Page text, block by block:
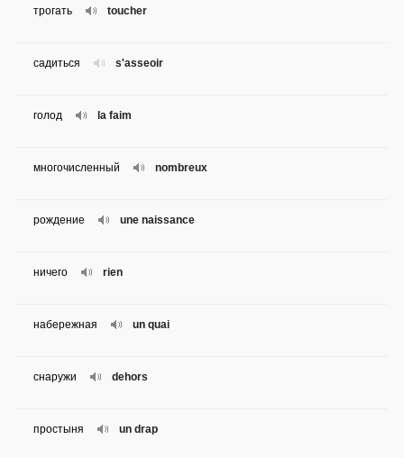
toucher
трогать
s'asseoir
садиться
la faim
голод
nombreux
многочисленный
une naissance
рождение
rien
ничего
un quai
набережная
dehors
снаружи
un drap
простыня